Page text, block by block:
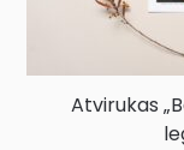
Atvirukas